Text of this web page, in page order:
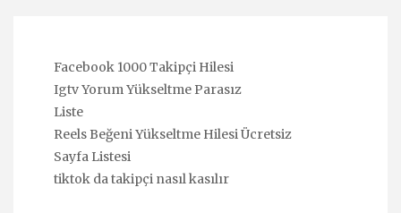
Facebook 1000 Takipçi Hilesi
Igtv Yorum Yükseltme Parasız
Liste
Reels Beğeni Yükseltme Hilesi Ücretsiz
Sayfa Listesi
tiktok da takipçi nasıl kasılır